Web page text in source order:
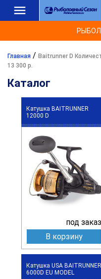
Главная / Baitrunner D
13 300 р.
Каталог
Катушка BAITRUNNER
12000 D
под заказ
В корзину
Катушка USA BAITRUNNER
6000D EU MODEL